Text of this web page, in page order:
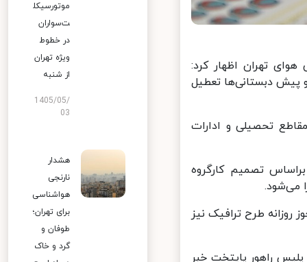
تهران اظهار کرد:
و مهدکودک و پیش دبستانی‌ها تعطیل
تحصیلی و ادارات
تصمیم کارگروه
می‌شود.
طرح ترافیک نیز
راهور پایتخت خبر
موتورسیکل
ت‌سواران
در خطوط
ویژه تهران
از شنبه
1405/05/
03
هشدار
نارنجی
هواشناسی
برای تهران؛
طوفان و
گرد و خاک